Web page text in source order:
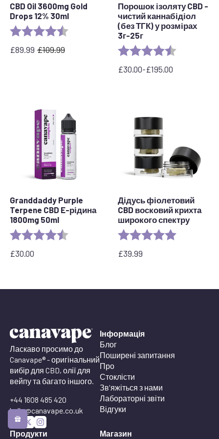
CBD Oil 3600mg Gold
Drops 12% 30ml
Rating: 4.7 out of 5 stars
£109.99
Оригінальна
£89.99
Поточна
Порошок ізоляту CBD -
чистий каннабідіол
(без ТГК) у розмірах
3г-25г
Rating: 4.3 out of 5
£30.00-£195.00
Діапазон
фунтів
стерлінгів
Granddaddy Purple
Terpene CBD E-рідина
1800mg 50ml
Rating: 4.8 out of 5 stars
£30.00
Дідусь фіолетовий
CBD восковий крихта
широкого спектру
Rating: 5.0 out of 5
£39.99
Ласкаво просимо до
Canavape® - оригінальний
вибір для CBD, олії для
вейпу та багато іншого.
+44 1608 485 420
hello@canavape.co.uk
Інформація
Блог
Поширені запитання
Про
Стоклісти
Зв'яжіться з нами
Лабораторні звіти
Відгуки
Продукти Магазин